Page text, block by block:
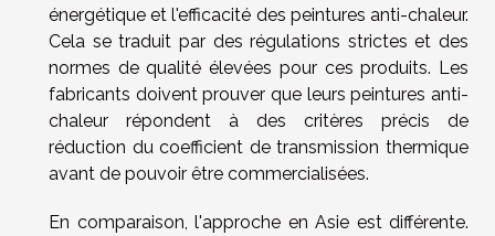
énergétique et l'efficacité des peintures anti-chaleur.
Cela se traduit par des régulations strictes et des
normes de qualité élevées pour ces produits. Les
fabricants doivent prouver que leurs peintures anti-
chaleur répondent à des critères précis de
réduction du coefficient de transmission thermique
avant de pouvoir être commercialisées.
En comparaison, l'approche en Asie est différente.